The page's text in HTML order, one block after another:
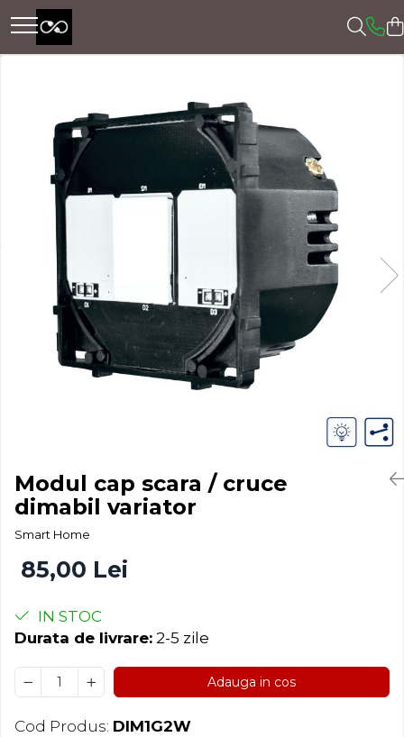
Modul cap scara / cruce
dimabil variator
Smart Home
85,00 Lei
IN STOC
Durata de livrare: 2-5 zile
Adauga in cos
Cod Produs: DIM1G2W